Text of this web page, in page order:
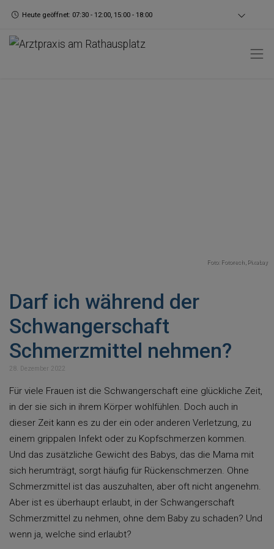
Heute geöffnet: 07:30 - 12:00, 15:00 - 18:00
Foto: Fotorech, Pixabay
Darf ich während der
Schwangerschaft
Schmerzmittel nehmen?
28. Dezember 2022
Für viele Frauen ist die Schwangerschaft eine glückliche Zeit,
in der sie sich in ihrem Körper wohlfühlen. Doch auch in
dieser Zeit kann es zu der ein oder anderen Verletzung, zu
einem grippalen Infekt oder zu Kopfschmerzen kommen.
Und das zusätzliche Gewicht des Babys, das die Mama mit
sich herumträgt, sorgt häufig für Rückenschmerzen. Ohne
Schmerzmittel ist das auszuhalten, aber oft nicht angenehm.
Aber ist es überhaupt erlaubt, in der Schwangerschaft
Schmerzmittel zu nehmen, ohne dem Baby zu schaden? Und
wenn ja, welche sind erlaubt?